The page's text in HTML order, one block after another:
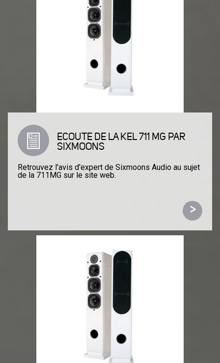
ECOUTE DE LA KEL 711 MG PAR
SIXMOONS
Retrouvez l'avis d'expert de Sixmoons Audio au sujet
de la 711MG sur le site web.
>